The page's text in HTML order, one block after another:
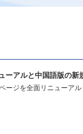
ーアルと中国語版の新
ージを全面リニューア